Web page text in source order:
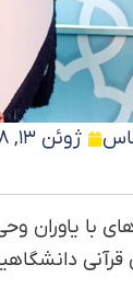
ژوئن 13, 2018
با یاوران
قرآنی